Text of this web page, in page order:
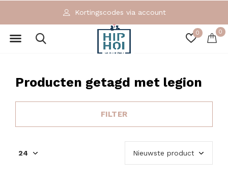
0 0
Kortingscodes via account
Producten getagd met legion
FILTER